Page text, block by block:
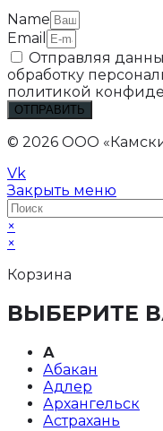
Name
Email
Отправляя
обработку
политикой
ОТПРАВИТЬ
© 2026 ООО
Vk
Закрыть меню
×
×
Корзина
ВЫБЕРИТЕ
А
Абакан
Адлер
Архангельск
Астрахань